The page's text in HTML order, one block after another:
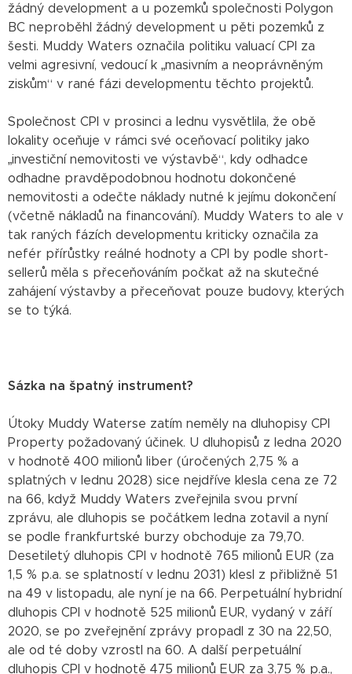
žádný development a u pozemků společnosti Polygon
BC neproběhl žádný development u pěti pozemků z
šesti. Muddy Waters označila politiku valuací CPI za
velmi agresivní, vedoucí k „masivním a neoprávněným
ziskům“ v rané fázi developmentu těchto projektů.
Společnost CPI v prosinci a lednu vysvětlila, že obě
lokality oceňuje v rámci své oceňovací politiky jako
„investiční nemovitosti ve výstavbě“, kdy odhadce
odhadne pravděpodobnou hodnotu dokončené
nemovitosti a odečte náklady nutné k jejímu dokončení
(včetně nákladů na financování). Muddy Waters to ale v
tak raných fázích developmentu kriticky označila za
nefér přírůstky reálné hodnoty a CPI by podle short-
sellerů měla s přeceňováním počkat až na skutečné
zahájení výstavby a přeceňovat pouze budovy, kterých
se to týká.
Sázka na špatný instrument?
Útoky Muddy Waterse zatím neměly na dluhopisy CPI
Property požadovaný účinek. U dluhopisů z ledna 2020
v hodnotě 400 milionů liber (úročených 2,75 % a
splatných v lednu 2028) sice nejdříve klesla cena ze 72
na 66, když Muddy Waters zveřejnila svou první
zprávu, ale dluhopis se počátkem ledna zotavil a nyní
se podle frankfurtské burzy obchoduje za 79,70.
Desetiletý dluhopis CPI v hodnotě 765 milionů EUR (za
1,5 % p.a. se splatností v lednu 2031) klesl z přibližně 51
na 49 v listopadu, ale nyní je na 66. Perpetuální hybridní
dluhopis CPI v hodnotě 525 milionů EUR, vydaný v září
2020, se po zveřejnění zprávy propadl z 30 na 22,50,
ale od té doby vzrostl na 60. A další perpetuální
dluhopis CPI v hodnotě 475 milionů EUR za 3,75 % p.a.,